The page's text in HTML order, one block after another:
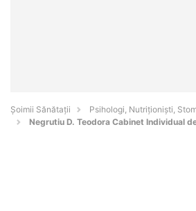
Şoimii Sănătații
Psihologi, Nutriționiști,
Negrutiu D. Teodora Cabinet Individual